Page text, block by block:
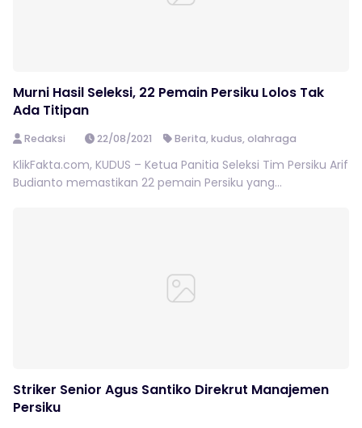
Murni Hasil Seleksi, 22 Pemain Persiku Lolos Tak
Ada Titipan
Redaksi 22/08/2021 Berita,kudus,olahraga
KlikFakta.com, KUDUS – Ketua Panitia Seleksi Tim Persiku Arif
Budianto memastikan 22 pemain Persiku yang...
Striker Senior Agus Santiko Direkrut Manajemen
Persiku